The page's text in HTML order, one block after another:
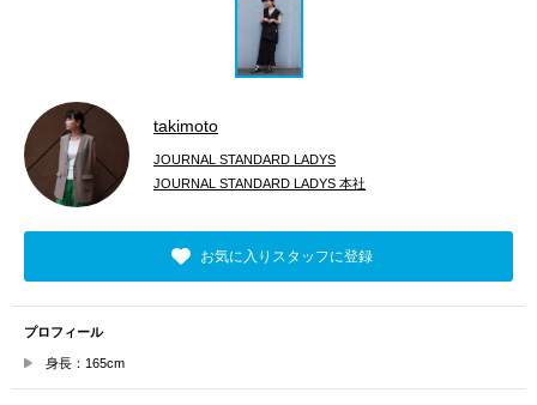
takimoto
JOURNAL STANDARD LADYS
JOURNAL STANDARD LADYS 本社
お気に入りスタッフに登録
プロフィール
身長：165cm